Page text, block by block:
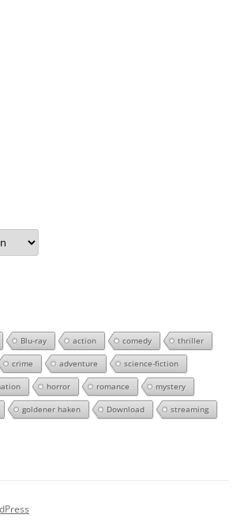
Blu-ray action comedy thriller
crime adventure science-fiction
horror romance mystery
goldener haken Download streaming